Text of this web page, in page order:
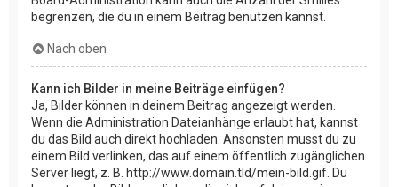
begrenzen, die du in einem Beitrag benutzen kannst.
Nach oben
Kann ich Bilder in meine Beiträge einfügen?
Ja, Bilder können in deinem Beitrag angezeigt werden.
Wenn die Administration Dateianhänge erlaubt hat, kannst
du das Bild auch direkt hochladen. Ansonsten musst du zu
einem Bild verlinken, das auf einem öffentlich zugänglichen
Server liegt, z. B. http://www.domain.tld/mein-bild.gif. Du